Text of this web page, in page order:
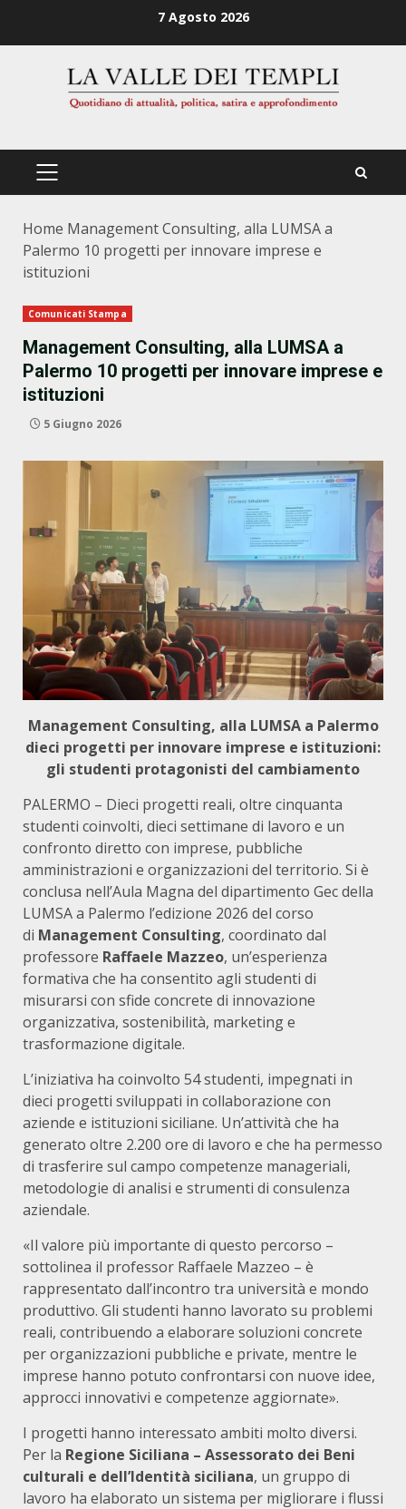
7 Agosto 2026
PRIMÄRES
Home Management Consulting, alla LUMSA a
Palermo 10 progetti per innovare imprese e
istituzioni
Comunicati Stampa
Management Consulting, alla LUMSA a
Palermo 10 progetti per innovare imprese e
istituzioni
5 Giugno 2026
Management Consulting, alla LUMSA a Palermo
dieci progetti per innovare imprese e istituzioni:
gli studenti protagonisti del cambiamento
PALERMO – Dieci progetti reali, oltre cinquanta
studenti coinvolti, dieci settimane di lavoro e un
confronto diretto con imprese, pubbliche
amministrazioni e organizzazioni del territorio. Si è
conclusa nell’Aula Magna del dipartimento Gec della
LUMSA a Palermo l’edizione 2026 del corso
di Management Consulting, coordinato dal
professore Raffaele Mazzeo, un’esperienza
formativa che ha consentito agli studenti di
misurarsi con sfide concrete di innovazione
organizzativa, sostenibilità, marketing e
trasformazione digitale.
L’iniziativa ha coinvolto 54 studenti, impegnati in
dieci progetti sviluppati in collaborazione con
aziende e istituzioni siciliane. Un’attività che ha
generato oltre 2.200 ore di lavoro e che ha permesso
di trasferire sul campo competenze manageriali,
metodologie di analisi e strumenti di consulenza
aziendale.
«Il valore più importante di questo percorso –
sottolinea il professor Raffaele Mazzeo – è
rappresentato dall’incontro tra università e mondo
produttivo. Gli studenti hanno lavorato su problemi
reali, contribuendo a elaborare soluzioni concrete
per organizzazioni pubbliche e private, mentre le
imprese hanno potuto confrontarsi con nuove idee,
approcci innovativi e competenze aggiornate».
I progetti hanno interessato ambiti molto diversi.
Per la Regione Siciliana – Assessorato dei Beni
culturali e dell’Identità siciliana, un gruppo di
lavoro ha elaborato un sistema per migliorare i flussi